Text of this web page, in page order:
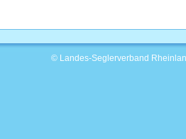
© Landes-Seglerverband